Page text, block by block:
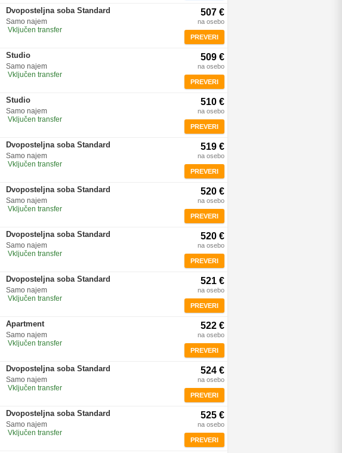
Dvoposteljna soba Standard
Samo najem
Vključen transfer
507 €
na osebo
PREVERI
Studio
Samo najem
Vključen transfer
509 €
na osebo
PREVERI
Studio
Samo najem
Vključen transfer
510 €
na osebo
PREVERI
Dvoposteljna soba Standard
Samo najem
Vključen transfer
519 €
na osebo
PREVERI
Dvoposteljna soba Standard
Samo najem
Vključen transfer
520 €
na osebo
PREVERI
Dvoposteljna soba Standard
Samo najem
Vključen transfer
520 €
na osebo
PREVERI
Dvoposteljna soba Standard
Samo najem
Vključen transfer
521 €
na osebo
PREVERI
Apartment
Samo najem
Vključen transfer
522 €
na osebo
PREVERI
Dvoposteljna soba Standard
Samo najem
Vključen transfer
524 €
na osebo
PREVERI
Dvoposteljna soba Standard
Samo najem
Vključen transfer
525 €
na osebo
PREVERI